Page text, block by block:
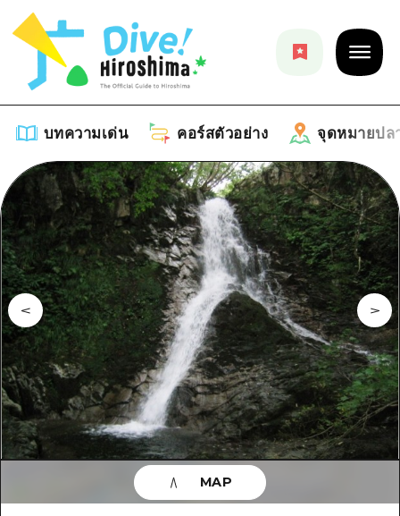
บทความเด่น คอร์สตัวอย่าง จุดหมายปล
บทความเด่น
รายการ
คำแนะนำ
ศิลปะ
งานอีเว้นท์ / เทศกาล
อาหารรสเลิศ / สุรา
การปั่นจักรยาน
ช้อปปิ้ง
กีฬา
คอร์สตัวอย่าง
รายการ
คู่มือ Dive! Hiroshima
ฮิโรชิม่า โมชิ โมชิ ทราเวล
บริเวณรอบเมืองฮิโรชิม่า
อากิ
บิงโก
จุดหมายปลายทาง
รายการ
บริเวณรอบเมืองฮิโรชิม่า
อากิ
บิงโก
บิโฮคุ
อีเว้นท์
ข้อมูลตามฤดูกาล
ข้อมูลที่เป็นประโยชน์
รายการ
MAP